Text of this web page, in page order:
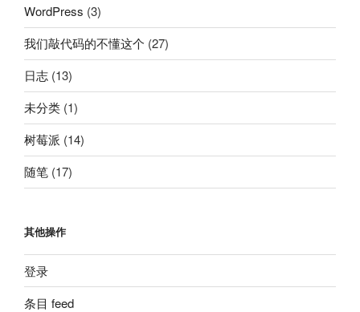
WordPress (3)
我们敲代码的不懂这个 (27)
日志 (13)
未分类 (1)
树莓派 (14)
随笔 (17)
其他操作
登录
条目 feed